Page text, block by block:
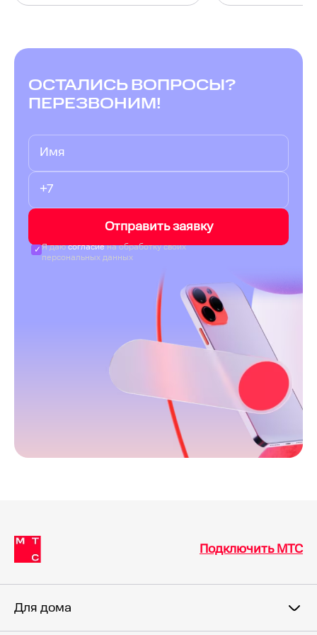
ОСТАЛИСЬ ВОПРОСЫ?
ПЕРЕЗВОНИМ!
Отправить заявку
Я даюсогласиена обработку своих
персональных данных
Подключить МТС
Для дома